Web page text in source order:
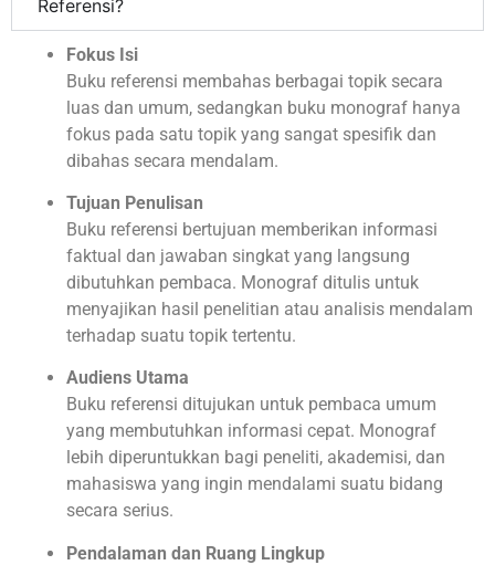
Referensi?
Fokus Isi
Buku referensi membahas berbagai topik secara
luas dan umum, sedangkan buku monograf hanya
fokus pada satu topik yang sangat spesifik dan
dibahas secara mendalam.
Tujuan Penulisan
Buku referensi bertujuan memberikan informasi
faktual dan jawaban singkat yang langsung
dibutuhkan pembaca. Monograf ditulis untuk
menyajikan hasil penelitian atau analisis mendalam
terhadap suatu topik tertentu.
Audiens Utama
Buku referensi ditujukan untuk pembaca umum
yang membutuhkan informasi cepat. Monograf
lebih diperuntukkan bagi peneliti, akademisi, dan
mahasiswa yang ingin mendalami suatu bidang
secara serius.
Pendalaman dan Ruang Lingkup